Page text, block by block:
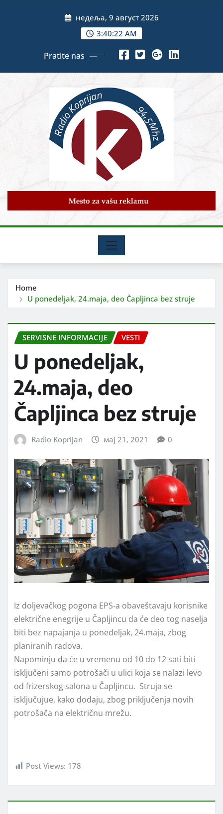
недеља, 9 август 2026
3:40:24 AM
Pratite nas
Home
U ponedeljak, 24.maja, deo Čapljinca bez struje
SERVISNE INFORMACIJE VESTI
U ponedeljak,
24.maja, deo
Čapljinca bez struje
Radio Koprijan мај 21, 2021 0
Iz doljevačkog pogona EPS-a obaveštavaju korisnike
električne enegrije u Čapljincu da će deo tog naselja
biti bez napajanja u ponedeljak, 24.maja, zbog
planiranih radova.
Napominju da će u vremenu od 10 do 12 sati biti
isključeni samo potrošači u ulici koja se nalazi levo
od frizerskog salona u Čapljincu. Struja se
isključujue, kako dodaju, zbog priključenja novih
potrošača na električnu mrežu.
Post Views: 178